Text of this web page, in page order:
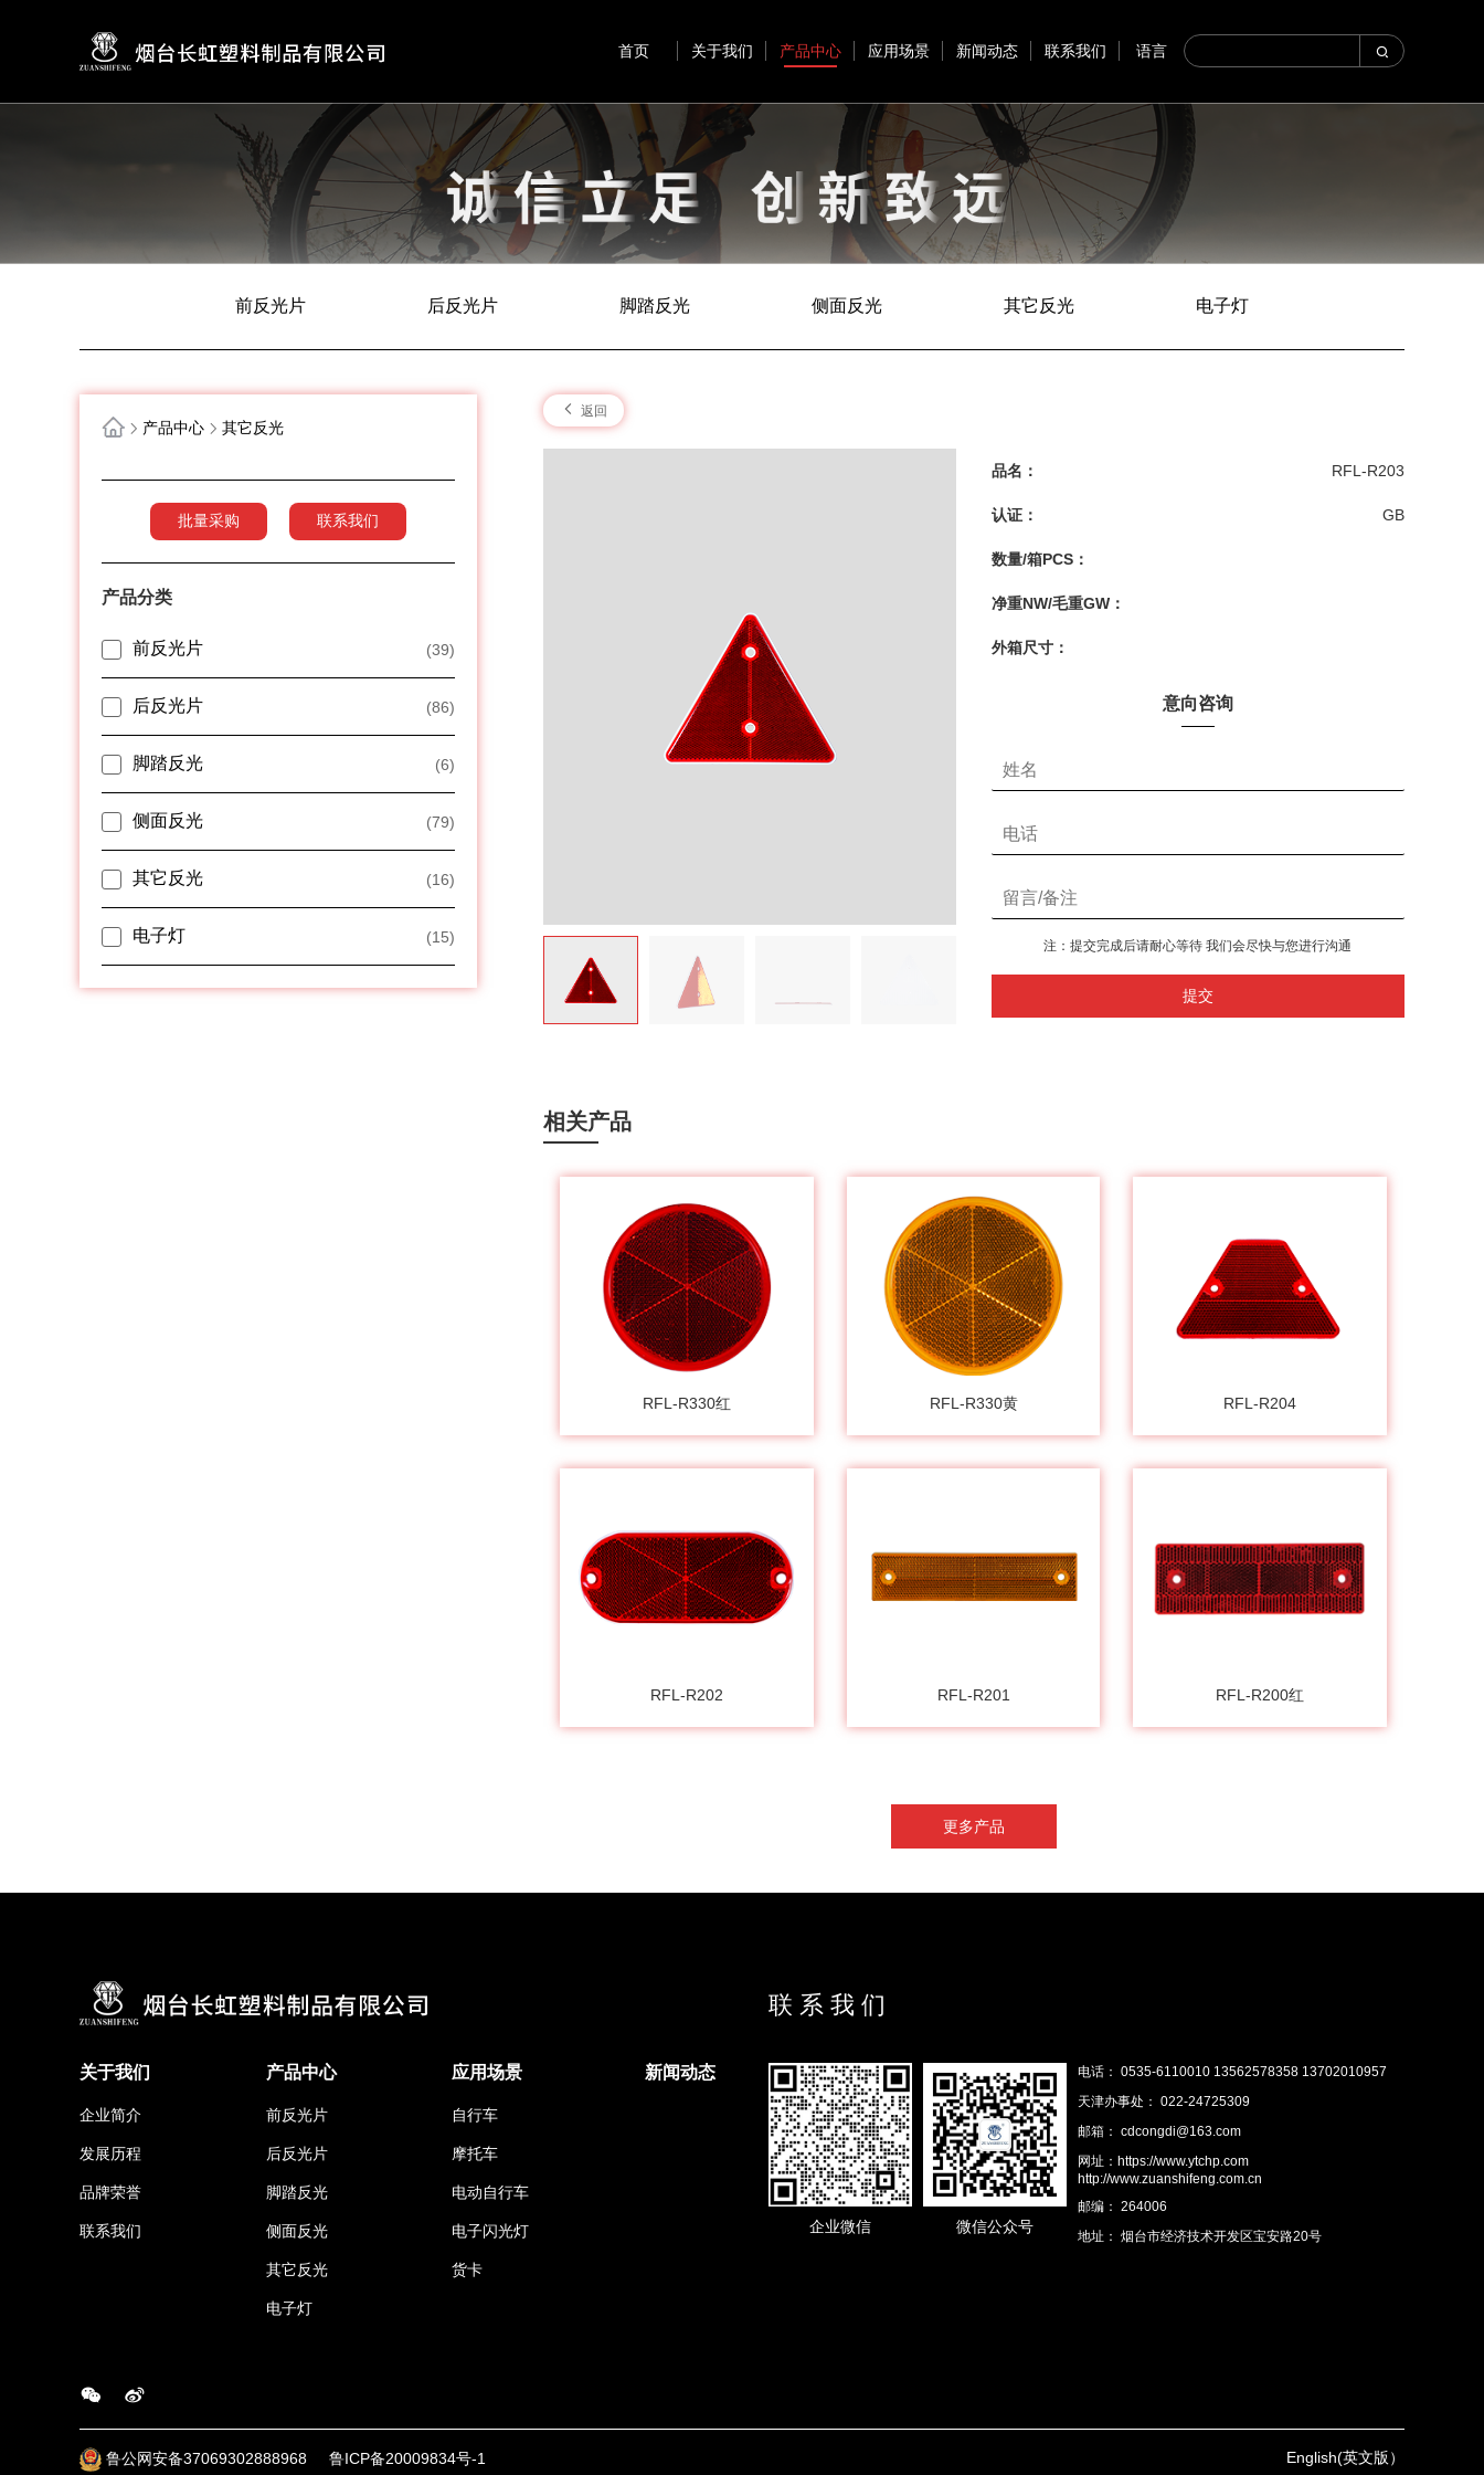
首页 关于我们 产品中心 应用场景 新闻动态 联系我们 语言
前反光片 后反光片 脚踏反光 侧面反光 其它反光 电子灯
产品中心 其它反光
批量采购 联系我们
产品分类
前反光片 (39)
后反光片 (86)
脚踏反光 (6)
侧面反光 (79)
其它反光 (16)
电子灯 (15)
返回
品名： RFL-R203
认证： GB
数量/箱PCS：
净重NW/毛重GW：
外箱尺寸：
意向咨询
提交
注：提交完成后请耐心等待 我们会尽快与您进行沟通
相关产品
RFL-R330红 RFL-R330黄 RFL-R204
RFL-R202 RFL-R201 RFL-R200红
更多产品
关于我们
企业简介
发展历程
品牌荣誉
联系我们
产品中心
前反光片
后反光片
脚踏反光
侧面反光
其它反光
电子灯
应用场景
自行车
摩托车
电动自行车
电子闪光灯
货卡
新闻动态
联 系 我 们
企业微信 微信公众号
电话： 0535-6110010 13562578358 13702010957
天津办事处： 022-24725309
邮箱： cdcongdi@163.com
网址：https://www.ytchp.com
http://www.zuanshifeng.com.cn
邮编： 264006
地址： 烟台市经济技术开发区宝安路20号
鲁公网安备37069302888968 鲁ICP备20009834号-1 English(英文版）